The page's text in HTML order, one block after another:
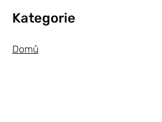
Kategorie
Domů